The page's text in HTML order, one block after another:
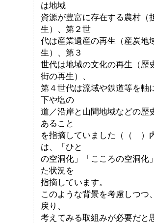
は地域
資源が豊富に存在する農村（
生）、第２世
代は産業遺産の再生（産炭地
生）、第３
世代は地域の文化の再生（歴
街の再生）、
第４世代は流域や鉄道等を軸
下や塩の
道／沿岸と山間地域などの歴
あること
を指摘していました（（ ）
は、「ひと
の空洞化」「こころの空洞化
た状況を
指摘しています。
このような背景を考慮しつつ
戻り、
考えてみる取組みが必要だと